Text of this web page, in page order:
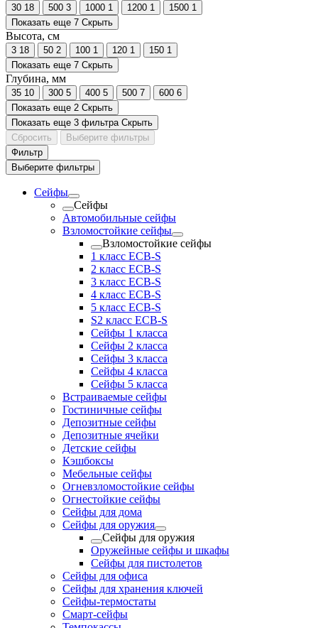
30 18 500 3 1000 1 1200 1 1500 1
Показать еще 7 Скрыть
Высота, см
3 18 50 2 100 1 120 1 150 1
Показать еще 7 Скрыть
Глубина, мм
35 10 300 5 400 5 500 7 600 6
Показать еще 2 Скрыть
Показать еще 3 фильтра Скрыть
Сбросить
Выберите фильтры
Фильтр
Выберите фильтры
Сейфы
Сейфы
Автомобильные сейфы
Взломостойкие сейфы
Взломостойкие сейфы
1 класс ECB-S
2 класс ECB-S
3 класс ECB-S
4 класс ECB-S
5 класс ECB-S
S2 класс ECB-S
Сейфы 1 класса
Сейфы 2 класса
Сейфы 3 класса
Сейфы 4 класса
Сейфы 5 класса
Встраиваемые сейфы
Гостиничные сейфы
Депозитные сейфы
Депозитные ячейки
Детские сейфы
Кэшбоксы
Мебельные сейфы
Огневзломостойкие сейфы
Огнестойкие сейфы
Сейфы для дома
Сейфы для оружия
Сейфы для оружия
Оружейные сейфы и шкафы
Сейфы для пистолетов
Сейфы для офиса
Сейфы для хранения ключей
Сейфы-термостаты
Смарт-сейфы